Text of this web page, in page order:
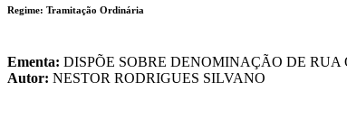
Regime: Tramitação Ordinária
Ementa: DISPÕE SOBRE DENOMINAÇÃO DE
Autor: NESTOR RODRIGUES SILVANO